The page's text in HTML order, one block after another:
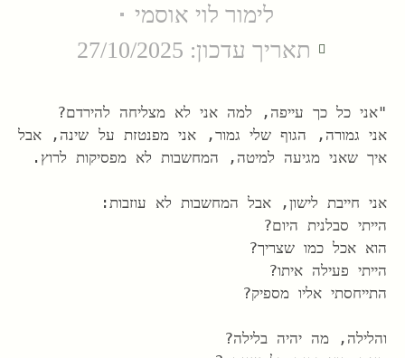
לימור לוי אוסמי
תאריך עדכון: 27/10/2025
"אני כל כך עייפה, למה אני לא מצליחה להירדם?
איך שאני מגיעה למיטה, המחשבות לא מפסיקות לרוץ.
אני חייבת לישון, אבל המחשבות לא עוזבות:
הייתי סבלנית היום?
הוא אכל כמו שצריך?
הייתי פעילה איתו?
התייחסתי אליו מספיק?
והלילה, מה יהיה בלילה?